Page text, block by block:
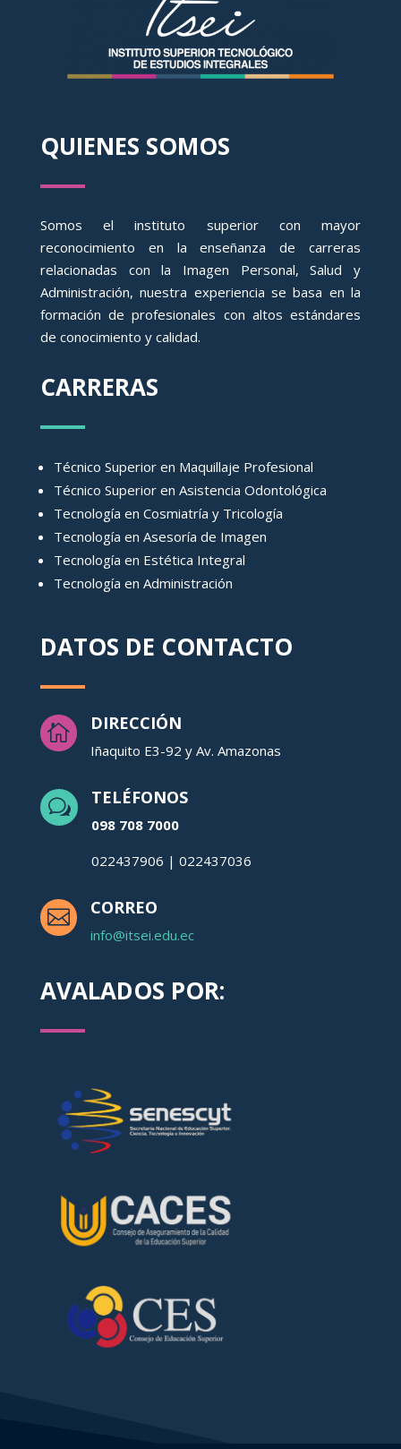
QUIENES SOMOS
Somos el instituto superior con mayor
reconocimiento en la enseñanza de carreras
relacionadas con la Imagen Personal, Salud y
Administración, nuestra experiencia se basa en la
formación de profesionales con altos estándares
de conocimiento y calidad.
CARRERAS
Técnico Superior en Maquillaje Profesional
Técnico Superior en Asistencia Odontológica
Tecnología en Cosmiatría y Tricología
Tecnología en Asesoría de Imagen
Tecnología en Estética Integral
Tecnología en Administración
DATOS DE CONTACTO
 DIRECCIÓN
Iñaquito E3-92 y Av. Amazonas
w TELÉFONOS
098 708 7000
022437906 | 022437036
 CORREO
info@itsei.edu.ec
AVALADOS POR: